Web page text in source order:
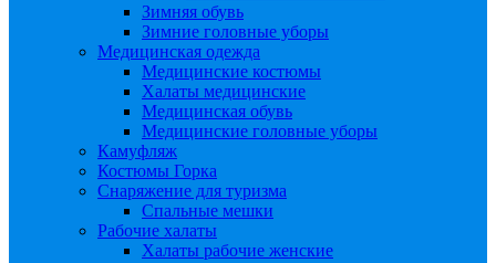
Зимняя обувь
Зимние головные уборы
Медицинская одежда
Медицинские костюмы
Халаты медицинские
Медицинская обувь
Медицинские головные уборы
Камуфляж
Костюмы Горка
Снаряжение для туризма
Спальные мешки
Рабочие халаты
Халаты рабочие женские